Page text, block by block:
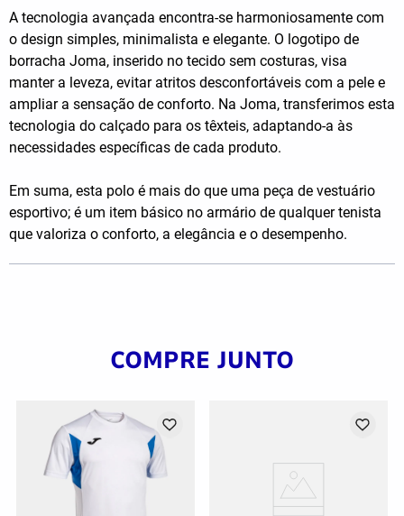
A tecnologia avançada encontra-se harmoniosamente com
o design simples, minimalista e elegante. O logotipo de
borracha Joma, inserido no tecido sem costuras, visa
manter a leveza, evitar atritos desconfortáveis com a pele e
ampliar a sensação de conforto. Na Joma, transferimos esta
tecnologia do calçado para os têxteis, adaptando-a às
necessidades específicas de cada produto.
Em suma, esta polo é mais do que uma peça de vestuário
esportivo; é um item básico no armário de qualquer tenista
que valoriza o conforto, a elegância e o desempenho.
COMPRE JUNTO